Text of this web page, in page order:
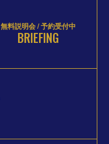
無料説明会 / 予約受付中
BRIEFING